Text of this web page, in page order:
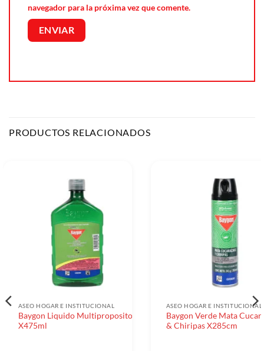
navegador para la próxima vez que comente.
PRODUCTOS RELACIONADOS
ASEO HOGAR E INSTITUCIONAL
Baygon Liquido Multiproposito
X475ml
ASEO HOGAR E INSTITUCIONAL
Baygon Verde Mata
& Chiripas X285cm